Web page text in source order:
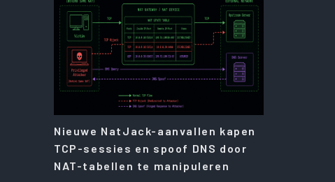
Nieuwe NatJack-aanvallen kapen
TCP-sessies en spoof DNS door
NAT-tabellen te manipuleren